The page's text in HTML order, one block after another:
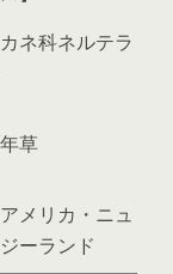
ネ科ネルテラ
草
メリカ・ニュ
ーランド